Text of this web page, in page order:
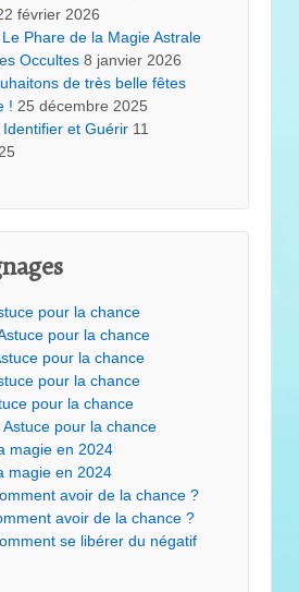
février 2026
Le Phare de la Magie Astrale
Occultes 8 janvier 2026
de très belle fêtes
! 25 décembre 2025
et Guérir 11
pour la chance
pour la chance
pour la chance
pour la chance
pour la chance
Astuce pour la chance
magie en 2024
magie en 2024
avoir de la chance ?
avoir de la chance ?
se libérer du négatif